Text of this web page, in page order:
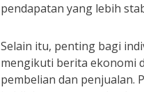
pendapatan yang lebih
Selain itu, penting bagi
mengikuti berita ekonomi
pembelian dan penjualan.